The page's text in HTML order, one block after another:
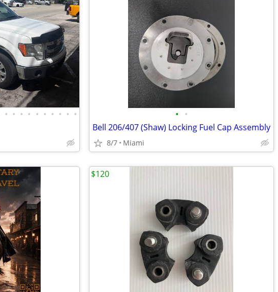
• • • • • • • • • • • •
Bell 206/407 (Shaw) Locking Fuel Cap Assembly
8/7 Miami
$120